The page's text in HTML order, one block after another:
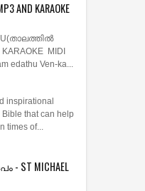
AND KARAOKE
MIDI
edathu Ven-ka...
inspirational
that can help
times of...
ST MICHAEL